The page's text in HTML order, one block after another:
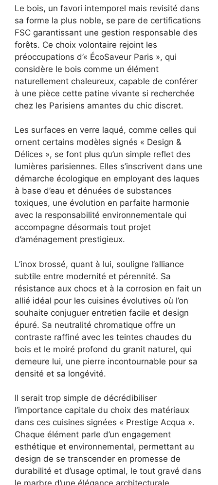
Le bois, un favori intemporel mais revisité dans
sa forme la plus noble, se pare de certifications
FSC garantissant une gestion responsable des
forêts. Ce choix volontaire rejoint les
préoccupations d’« ÉcoSaveur Paris », qui
considère le bois comme un élément
naturellement chaleureux, capable de conférer
à une pièce cette patine vivante si recherchée
chez les Parisiens amantes du chic discret.
Les surfaces en verre laqué, comme celles qui
ornent certains modèles signés « Design &
Délices », se font plus qu’un simple reflet des
lumières parisiennes. Elles s’inscrivent dans une
démarche écologique en employant des laques
à base d’eau et dénuées de substances
toxiques, une évolution en parfaite harmonie
avec la responsabilité environnementale qui
accompagne désormais tout projet
d’aménagement prestigieux.
L’inox brossé, quant à lui, souligne l’alliance
subtile entre modernité et pérennité. Sa
résistance aux chocs et à la corrosion en fait un
allié idéal pour les cuisines évolutives où l’on
souhaite conjuguer entretien facile et design
épuré. Sa neutralité chromatique offre un
contraste raffiné avec les teintes chaudes du
bois et le moiré profond du granit naturel, qui
demeure lui, une pierre incontournable pour sa
densité et sa longévité.
Il serait trop simple de décrédibiliser
l’importance capitale du choix des matériaux
dans ces cuisines signées « Prestige Acqua ».
Chaque élément parle d’un engagement
esthétique et environnemental, permettant au
design de se transcender en promesse de
durabilité et d’usage optimal, le tout gravé dans